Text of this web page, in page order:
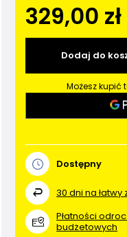
329,00 zł
Dodaj do
Możesz kupić
Dostępny
30 dni na łatwy
Płatności
budżetowych